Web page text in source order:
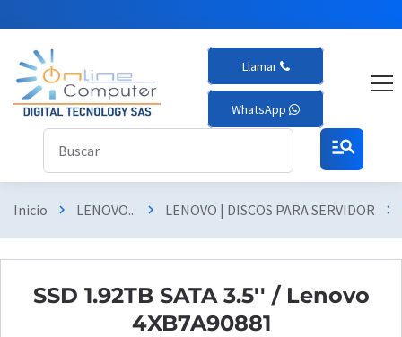
Llamar
WhatsApp
manage_search
Inicio chevron_right LENOVO... chevron_right LENOVO | DISCOS PARA SERVIDOR chevron_right
SSD 1.92TB SATA 3.5'' / Lenovo
4XB7A90881